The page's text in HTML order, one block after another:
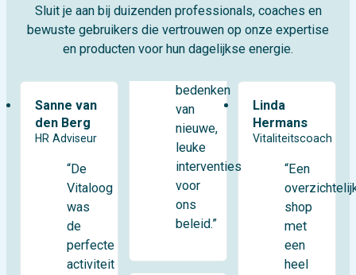
Sluit je aan bij duizenden professionals, coaches en
bewuste gebruikers die vertrouwen op onze expertise
en producten voor hun dagelijkse energie.
Sanne van
den Berg
HR Adviseur
“De
Vitaloog
was
de
perfecte
activiteit
bedenken
van
nieuwe,
leuke
interventies
voor
ons
beleid.”
Linda
Hermans
Vitaliteitscoach
“Een
shop
met
een
heel